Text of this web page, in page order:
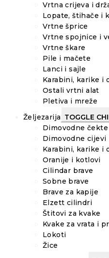
Vrtna crijeva i
Lopate, štihače i
Vrtne šprice
Vrtne spojnice i
Vrtne škare
Pile i mačete
Lanci i sajle
Karabini, karike i
Ostali vrtni alat
Pletiva i mreže
Željezarija TOGGLE
Dimovodne
Dimovodne cijevi
Karabini, karike i
Oranije i kotlovi
Cilindar brave
Sobne brave
Brave za kapije
Elzett cilindri
Štitovi za kvake
Kvake za vrata i
Lokoti
Žice